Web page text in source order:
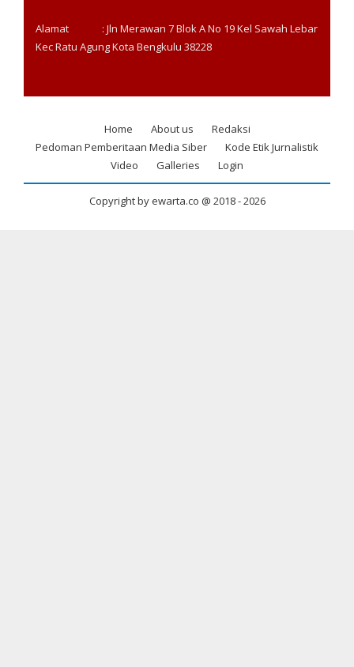
Alamat : Jln Merawan 7 Blok A No 19 Kel Sawah Lebar
Kec Ratu Agung Kota Bengkulu 38228
Footer
Home About us
Redaksi
Pedoman Pemberitaan Media Siber
Kode Etik Jurnalistik
Video
Galleries Login
Copyright by ewarta.co @ 2018 -2026